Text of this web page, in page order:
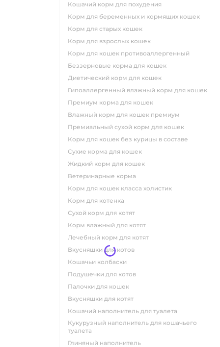
кошачий корм для похудения
корм для беременных и кормящих кошек
корм для старых кошек
корм для взрослых кошек
корм для кошек противоаллергенный
беззерновые корма для кошек
диетический корм для кошек
гипоаллергенный влажный корм для кошек
премиум корма для кошек
влажный корм для кошек премиум
премиальный сухой корм для кошек
корм для кошек без курицы в составе
сухие корма для кошек
жидкий корм для кошек
ветеринарные корма
корм для кошек класса холистик
корм для котенка
сухой корм для котят
корм влажный для котят
лечебный корм для котят
вкусняшки для котов
кошачьи колбаски
подушечки для котов
палочки для кошек
вкусняшки для котят
кошачий наполнитель для туалета
кукурузный наполнитель для кошачьего
туалета
глиняный наполнитель